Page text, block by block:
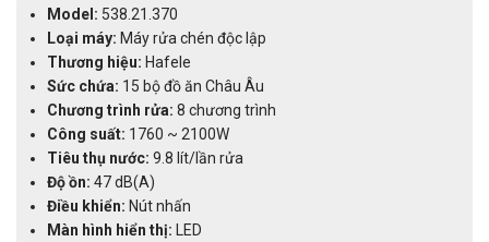
là:
26.682.480 ₫.
Model: 538.21.370
Loại máy: Máy rửa chén độc lập
Thương hiệu: Hafele
Sức chứa: 15 bộ đồ ăn Châu Âu
Chương trình rửa: 8 chương trình
Công suất: 1760 ~ 2100W
Tiêu thụ nước: 9.8 lít/lần rửa
Độ ồn: 47 dB(A)
Điều khiển: Nút nhấn
Màn hình hiển thị: LED